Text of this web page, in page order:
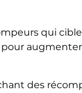
qui
des